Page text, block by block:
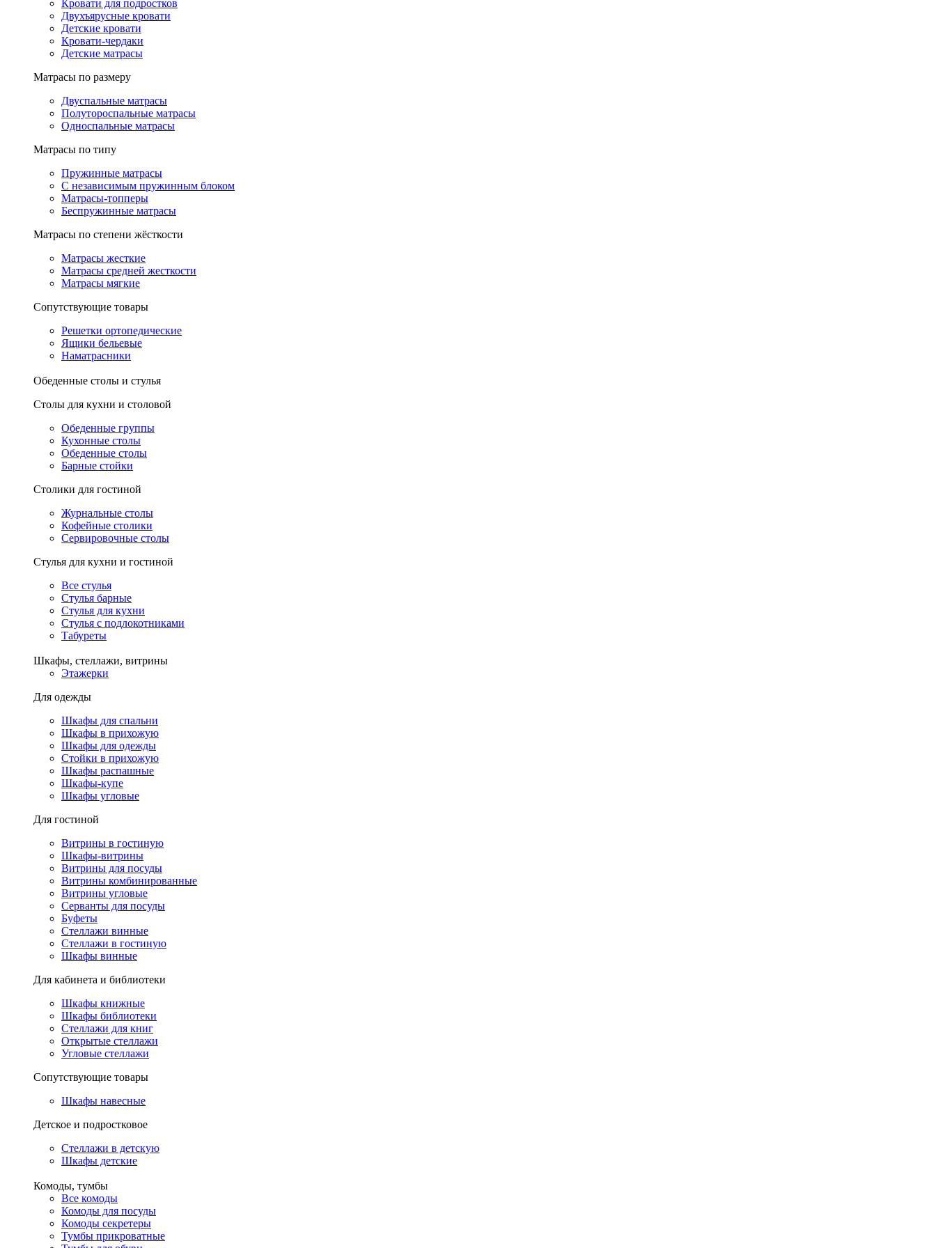
Кровати для подростков
Двухъярусные кровати
Детские кровати
Кровати-чердаки
Детские матрасы
Матрасы по размеру
Двуспальные матрасы
Полутороспальные матрасы
Односпальные матрасы
Матрасы по типу
Пружинные матрасы
С независимым пружинным блоком
Матрасы-топперы
Беспружинные матрасы
Матрасы по степени жёсткости
Матрасы жесткие
Матрасы средней жесткости
Матрасы мягкие
Сопутствующие товары
Решетки ортопедические
Ящики бельевые
Наматрасники
Обеденные столы и стулья
Столы для кухни и столовой
Обеденные группы
Кухонные столы
Обеденные столы
Барные стойки
Столики для гостиной
Журнальные столы
Кофейные столики
Сервировочные столы
Стулья для кухни и гостиной
Все стулья
Стулья барные
Стулья для кухни
Стулья с подлокотниками
Табуреты
Шкафы, стеллажи, витрины
Этажерки
Для одежды
Шкафы для спальни
Шкафы в прихожую
Шкафы для одежды
Стойки в прихожую
Шкафы распашные
Шкафы-купе
Шкафы угловые
Для гостиной
Витрины в гостиную
Шкафы-витрины
Витрины для посуды
Витрины комбинированные
Витрины угловые
Серванты для посуды
Буфеты
Стеллажи винные
Стеллажи в гостиную
Шкафы винные
Для кабинета и библиотеки
Шкафы книжные
Шкафы библиотеки
Стеллажи для книг
Открытые стеллажи
Угловые стеллажи
Сопутствующие товары
Шкафы навесные
Детское и подростковое
Стеллажи в детскую
Шкафы детские
Комоды, тумбы
Все комоды
Комоды для посуды
Комоды секретеры
Тумбы прикроватные